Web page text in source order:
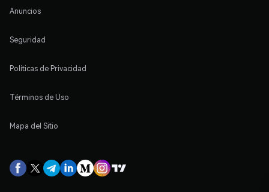
Anuncios
Seguridad
Políticas de Privacidad
Términos de Uso
Mapa del Sitio